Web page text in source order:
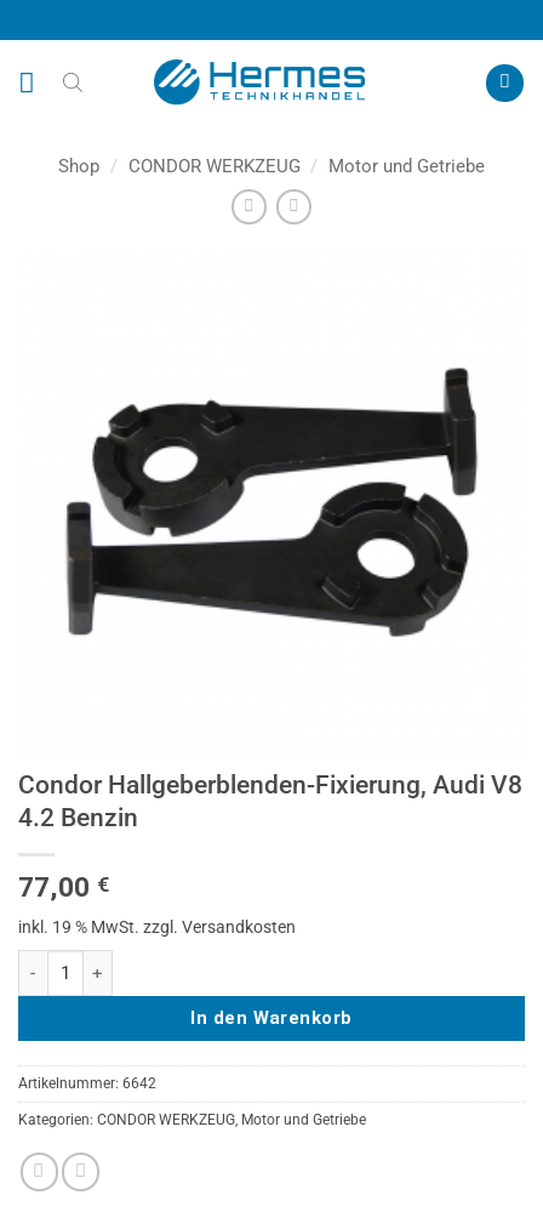
Inhalt
springen
Shop / CONDOR WERKZEUG / Motor und Getriebe
Condor Hallgeberblenden-Fixierung, Audi V8
4.2 Benzin
77,00 €
inkl. 19 % MwSt. zzgl. Versandkosten
Condor Hallgeberblenden-Fixierung, Audi V8 4.2 Benzin Menge
In den Warenkorb
Artikelnummer: 6642
Kategorien: CONDOR WERKZEUG, Motor und Getriebe